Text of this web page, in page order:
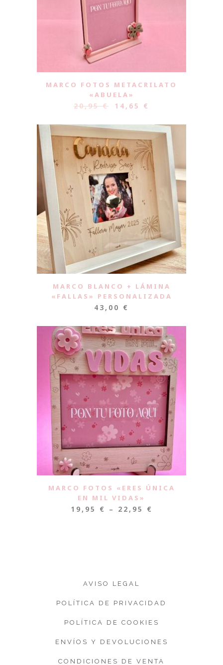
MARCO FOTOS METACRILATO
«ABUELA»
20,95€ 14,65 €
MARCO BLANCO + LÁMINA
«FALLAS» PERSONALIZADA
43,00 €
MARCO FOTOS «ERES ÚNICA
EN MIL VIDAS»
19,95 € – 22,95 €
AVISO LEGAL
POLÍTICA DE PRIVACIDAD
POLÍTICA DE COOKIES
ENVÍOS Y DEVOLUCIONES
CONDICIONES DE VENTA